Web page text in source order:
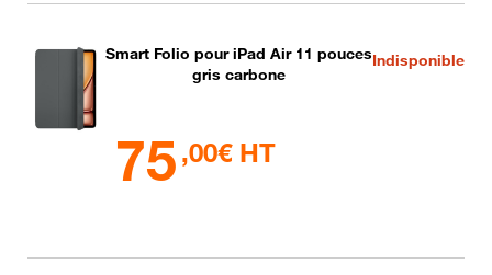
Indisponible
Smart Folio pour iPad Air 11 pouces
gris carbone
75 ,00€ HT